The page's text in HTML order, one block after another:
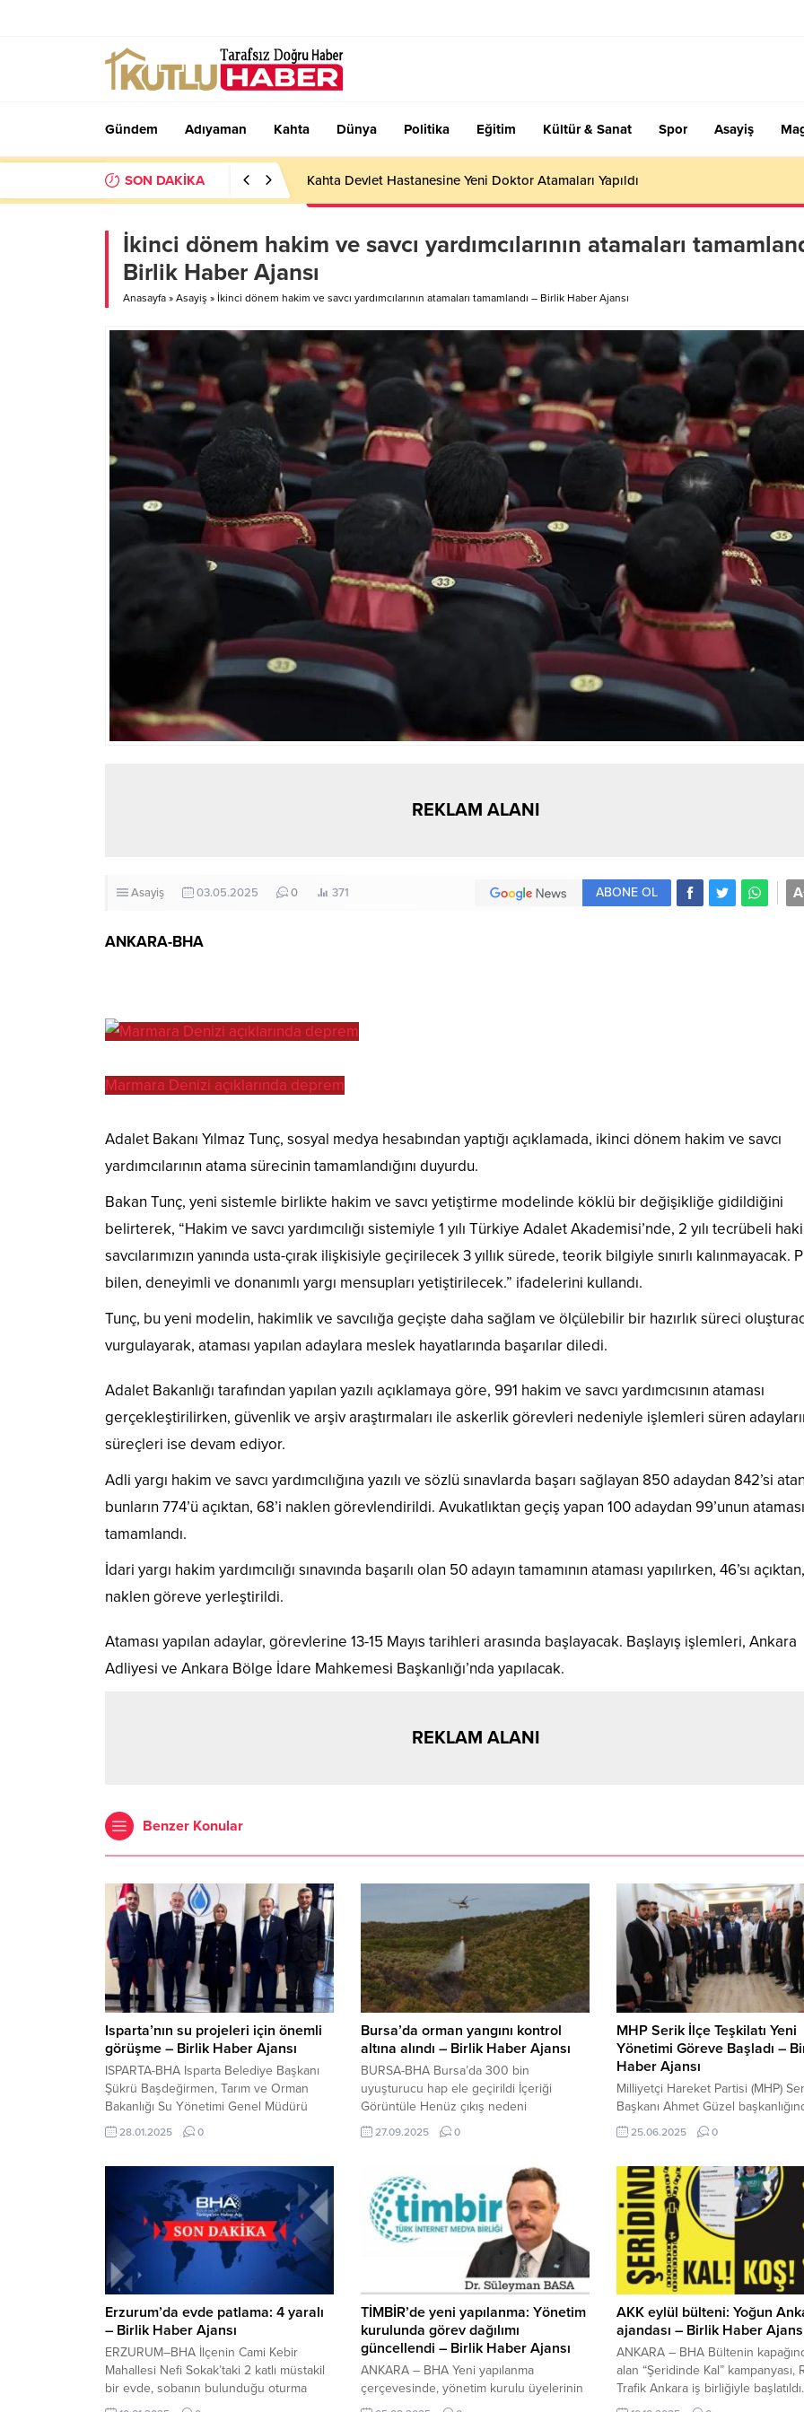
Gündem Adıyaman Kahta Dünya Politika Eğitim Kültür & Sanat Spor Asayiş
SON DAKİKA Kahta Devlet Hastanesine Yeni Doktor Atamaları Yapıldı
İkinci dönem hakim ve savcı yardımcılarının atamaları
Birlik Haber Ajansı
Anasayfa » Asayiş » İkinci dönem hakim ve savcı yardımcılarının atamaları tamamlandı – Birlik Haber Ajansı
REKLAM ALANI
Asayiş 03.05.2025 0 371 A
ABONE OL
ANKARA-BHA
Marmara Denizi açıklarında deprem
Adalet Bakanı Yılmaz Tunç, sosyal medya hesabından yaptığı açıklamada, ikinci dönem hakim ve savcı
yardımcılarının atama sürecinin tamamlandığını duyurdu.
Bakan Tunç, yeni sistemle birlikte hakim ve savcı yetiştirme modelinde köklü bir değişikliğe gidildiğini
belirterek, “Hakim ve savcı yardımcılığı sistemiyle 1 yılı Türkiye Adalet Akademisi’nde, 2 yılı tecrübeli
savcılarımızın yanında usta-çırak ilişkisiyle geçirilecek 3 yıllık sürede, teorik bilgiyle sınırlı kalınmayacak.
bilen, deneyimli ve donanımlı yargı mensupları yetiştirilecek.” ifadelerini kullandı.
Tunç, bu yeni modelin, hakimlik ve savcılığa geçişte daha sağlam ve ölçülebilir bir hazırlık süreci
vurgulayarak, ataması yapılan adaylara meslek hayatlarında başarılar diledi.
Adalet Bakanlığı tarafından yapılan yazılı açıklamaya göre, 991 hakim ve savcı yardımcısının ataması
gerçekleştirilirken, güvenlik ve arşiv araştırmaları ile askerlik görevleri nedeniyle işlemleri süren
süreçleri ise devam ediyor.
Adli yargı hakim ve savcı yardımcılığına yazılı ve sözlü sınavlarda başarı sağlayan 850 adaydan 842’si
bunların 774’ü açıktan, 68’i naklen görevlendirildi. Avukatlıktan geçiş yapan 100 adaydan 99’unun ataması
tamamlandı.
İdari yargı hakim yardımcılığı sınavında başarılı olan 50 adayın tamamının ataması yapılırken, 46’sı
naklen göreve yerleştirildi.
Ataması yapılan adaylar, görevlerine 13-15 Mayıs tarihleri arasında başlayacak. Başlayış işlemleri, Ankara
Adliyesi ve Ankara Bölge İdare Mahkemesi Başkanlığı’nda yapılacak.
REKLAM ALANI
Benzer Konular
Isparta’nın su projeleri için önemli
görüşme – Birlik Haber Ajansı
ISPARTA-BHA Isparta Belediye Başkanı
Şükrü Başdeğirmen, Tarım ve Orman
Bakanlığı Su Yönetimi Genel Müdürü
Sayın Afire Sever ile görüştü. Isparta
Belediye Başkanı Şükrü Başdeğirmen,
sorunlarına yönelik önemli görüşmelerde
bulundu. Özellikle atık su arıtma tesisi ve
içme suyu projeleri üzerine yapılan
istişarelerde, belediyenin mevcut
çalışmaları ve gelecekteki...
28.01.2025 0
Bursa’da orman yangını kontrol
altına alındı – Birlik Haber Ajansı
BURSA-BHA Bursa’da 300 bin
uyuşturucu hap ele geçirildi İçeriği
Görüntüle Henüz çıkış nedeni
belirlenemeyen yangın, rüzgarın etkisiyle
hızla yayıldı. Bölge sakinlerinin ihbarı
Müdürlüğü ekipleri olay yerine sevk
edildi. 67 arazöz, 8 iş makinesi ve 351
personelin müdahalesiyle yangın
söndürüldü. Orman Genel
Müdürlüğü’nün sosyal medya
27.09.2025 0
MHP Serik İlçe Teşkilatı Yeni
Yönetimi Göreve Başladı –
Haber Ajansı
Milliyetçi Hareket Partisi (MHP)
Başkanı Ahmet Güzel
yeni ilçe yönetimi, MHP Genel
Merkezi’nin onay sürecinin
görevine başladı. Yeni yönetim
toplantısını gerçekleştirdi. Toplantı
sonrası açıklamalarda bulunan İlçe
Başkanı Ahmet Güzel, “Milliyetçi
Partisi Serik İlçe Yönetim
ilgili Genel Merkez onay...
25.06.2025 0
Erzurum’da evde patlama: 4 yaralı
– Birlik Haber Ajansı
ERZURUM–BHA İlçenin Cami Kebir
Mahallesi Nefi Sokak’taki 2 katlı müstakil
bir evde, sobanın bulunduğu oturma
odasında patlama meydana geldi.
TİMBİR’de yeni yapılanma: Yönetim
kurulunda görev dağılımı
güncellendi – Birlik Haber Ajansı
ANKARA – BHA Yeni yapılanma
çerçevesinde, yönetim kurulu üyelerinin
sorumluluk alanları daha net hale getirildi.
AKK eylül bülteni: Yoğun
ajandası – Birlik Haber
ANKARA – BHA Bültenin
alan “Şeridinde Kal” kampanyası,
Trafik Ankara iş birliğiyle başlatıldı.
sürede sosyal medyada ülke